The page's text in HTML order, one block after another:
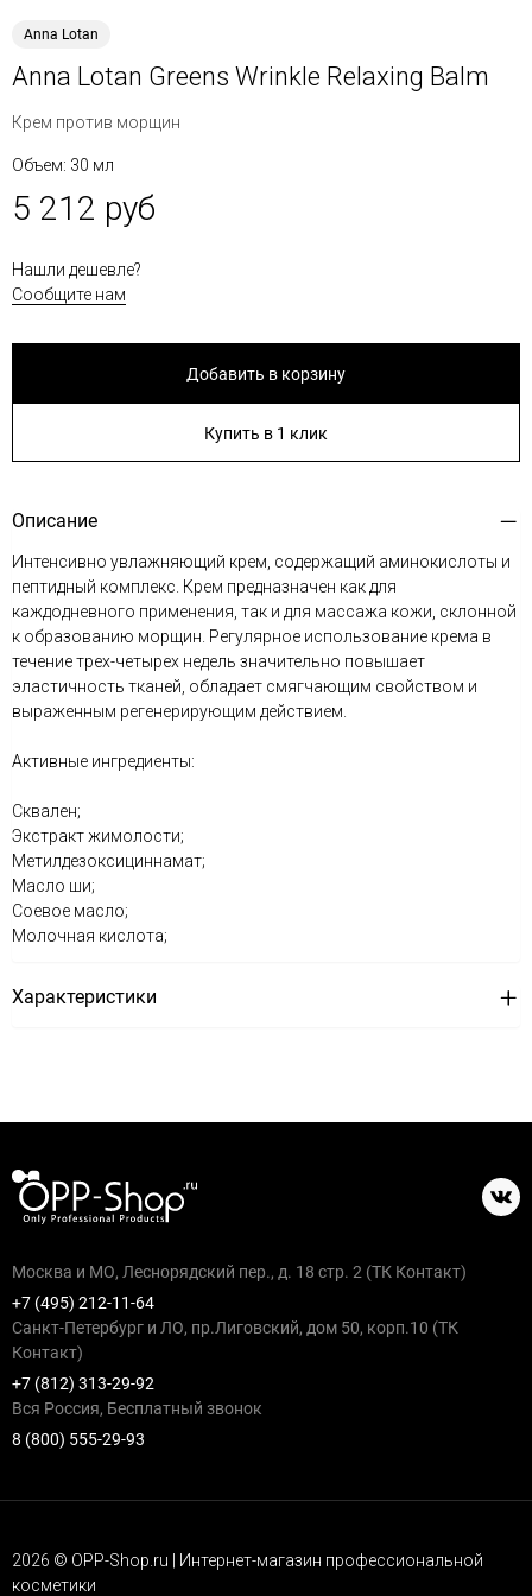
Anna Lotan
Anna Lotan Greens Wrinkle Relaxing Balm
Крем против морщин
Объем: 30 мл
5 212 руб
Нашли дешевле?
Сообщите нам
Добавить в корзину
Купить в 1 клик
Описание
Интенсивно увлажняющий крем, содержащий аминокислоты и
пептидный комплекс. Крем предназначен как для
каждодневного применения, так и для массажа кожи, склонной
к образованию морщин. Регулярное использование крема в
течение трех-четырех недель значительно повышает
эластичность тканей, обладает смягчающим свойством и
выраженным регенерирующим действием.
Активные ингредиенты:
Сквален;
Экстракт жимолости;
Метилдезоксициннамат;
Масло ши;
Соевое масло;
Молочная кислота;
Характеристики
Москва и МО, Леснорядский пер., д. 18 стр. 2 (ТК Контакт)
+7 (495) 212-11-64
Санкт-Петербург и ЛО, пр.Лиговский, дом 50, корп.10 (ТК
Контакт)
+7 (812) 313-29-92
Вся Россия, Бесплатный звонок
8 (800) 555-29-93
2026 © OPP-Shop.ru | Интернет-магазин профессиональной
косметики